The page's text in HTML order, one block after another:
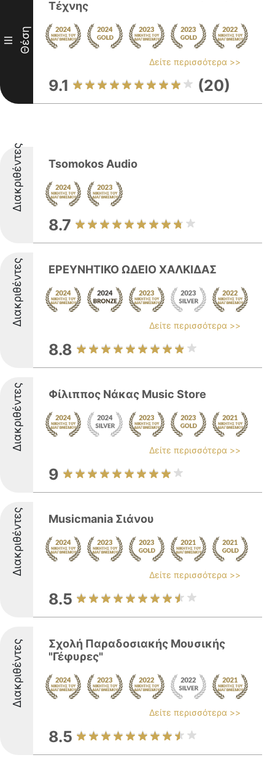
III Θέση
Τέχνης
Δείτε περισσότερα >>
9.1 (20)
Διακριθέντες Tsomokos Audio
8.7
Διακριθέντες ΕΡΕΥΝΗΤΙΚΟ ΩΔΕΙΟ ΧΑΛΚΙΔΑΣ
Δείτε περισσότερα >>
8.8
Διακριθέντες Φίλιππος Νάκας Music Store
Δείτε περισσότερα >>
9
Διακριθέντες Musicmania Σιάνου
Δείτε περισσότερα >>
8.5
Διακριθέντες
Σχολή Παραδοσιακής Μουσικής
"Γέφυρες"
Δείτε περισσότερα >>
8.5